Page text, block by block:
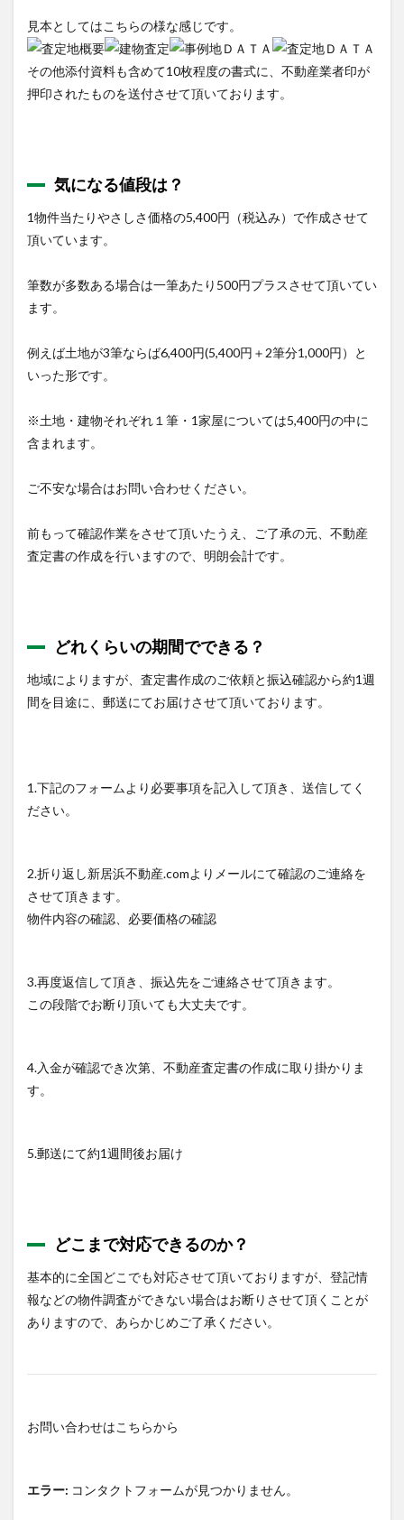
見本としてはこちらの様な感じです。
その他添付資料も含めて10枚程度の書式に、不動産業者印が
押印されたものを送付させて頂いております。
気になる値段は？
1物件当たりやさしさ価格の5,400円（税込み） で作成させて
頂いています。
筆数が多数ある場合は一筆あたり500円プラスさせて頂いてい
ます。
例えば土地が3筆ならば6,400円(5,400円＋2筆分1,000円）と
いった形です。
※土地・建物それぞれ１筆・1家屋については5,400円の中に
含まれます。
ご不安な場合はお問い合わせください。
前もって確認作業をさせて頂いたうえ、ご了承の元、不動産
査定書の作成を行いますので、明朗会計です。
どれくらいの期間でできる？
地域によりますが、査定書作成のご依頼と振込確認から約1週
間を目途に、郵送にてお届けさせて頂いております。
1.下記のフォームより必要事項を記入して頂き、送信してく
ださい。
2.折り返し新居浜不動産.comよりメールにて確認のご連絡を
させて頂きます。
物件内容の確認、必要価格の確認
3.再度返信して頂き、振込先をご連絡させて頂きます。
この段階でお断り頂いても大丈夫です。
4.入金が確認でき次第、不動産査定書の作成に取り掛かりま
す。
5.郵送にて約1週間後お届け
どこまで対応できるのか？
基本的に全国どこでも対応させて頂いておりますが、登記情
報などの物件調査ができない場合はお断りさせて頂くことが
ありますので、あらかじめご了承ください。
お問い合わせはこちらから
エラー: コンタクトフォームが見つかりません。